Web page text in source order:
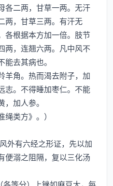
各二两，甘草一两。无汗
两，甘草三两。有汗无
各根据本方加一倍。肢节
两，连翘六两。凡中风不
去其病也。
角。热而渴去附子，加
志。不得睡加枣仁。不能
加人参。
类方》。）
有六经之形证，先以加
便溺之阻隔，复以三化汤